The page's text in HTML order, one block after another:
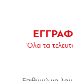
Όλα τα